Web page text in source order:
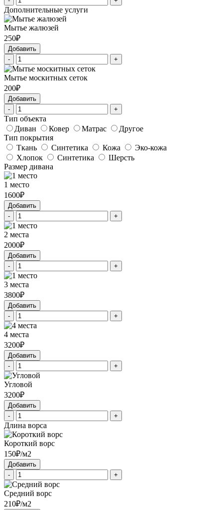
Дополнительные услуги
Мытье жалюзей
250₽
Добавить
-
+
Мытье москитных сеток
200₽
Добавить
-
+
Тип объекта
Диван
Ковер Матрас
Другое
Тип покрытия
Ткань
Синтетика Кожа
Эко-кожа
Хлопок
Синтетика
Шерсть
Размер дивана
1 место
1600₽
Добавить
-
+
2 места
2000₽
Добавить
-
+
3 места
3800₽
Добавить
-
+
4 места
3200₽
Добавить
-
+
Угловой
3200₽
Добавить
-
+
Длина ворса
Короткий ворс
150₽/м2
Добавить
-
+
Средний ворс
210₽/м2